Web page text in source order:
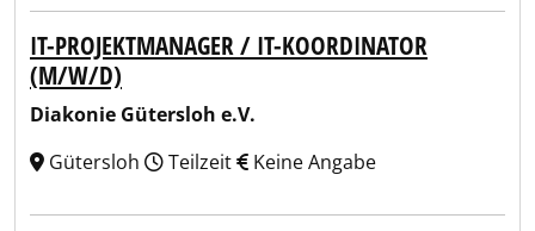
IT-PROJEKTMANAGER / IT-KOORDINATOR
(M/W/D)
Diakonie Gütersloh e.V.
Gütersloh
Teilzeit Keine Angabe